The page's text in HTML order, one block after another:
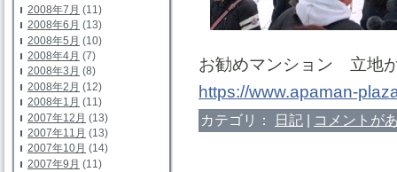
2008年7月 (11)
2008年6月 (13)
2008年5月 (10)
2008年4月 (7)
2008年3月 (8)
2008年2月 (12)
2008年1月 (11)
2007年12月 (13)
2007年11月 (13)
2007年10月 (14)
2007年9月 (11)
お勧めマンション 立地
https://www.apaman-
カテゴリ： 日記 | コメントが